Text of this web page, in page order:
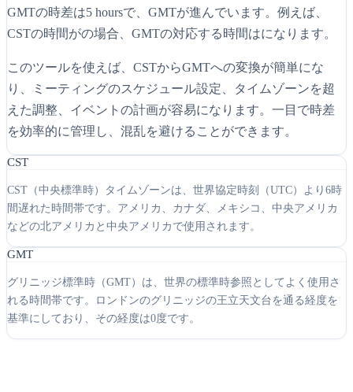
GMTの時差は5 hoursで、GMTが進んでいます。例えば、
CSTの時間がの場合、GMTの対応する時間はになります。
このツールを使えば、CSTからGMTへの変換が簡単にな
り、ミーティングのスケジュール設定、タイムゾーンを超
えた調整、イベントの計画が容易になります。一目で時差
を効率的に管理し、混乱を避けることができます。
CST
CST（中央標準時）タイムゾーンは、世界協定時刻（UTC）より6時
間遅れた時間帯です。アメリカ、カナダ、メキシコ、中央アメリカ
などの北アメリカと中央アメリカで使用されます。
GMT
グリニッジ標準時（GMT）は、世界の標準時参照としてよく使用さ
れる時間帯です。ロンドンのグリニッジの王立天文台を通る経度を
基準にしており、その経度は0度です。